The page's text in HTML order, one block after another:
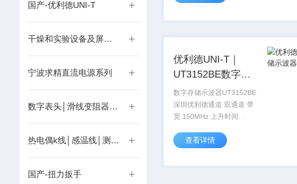
国产-优利德UNI-T
干燥和实验设备及屏蔽房
宁波求精直流电源系列
数字表头│滑线变阻器│精表
热电偶k线│感温线│测温线
国产-扭力扳手
优利德UNI-T｜
UT3152BE数字存
储示波器
数字存储示波器UT3152BE
深圳优利德通道 双通道 带
宽 150MHz 上升时间
显示 LCD、单色
查看详情